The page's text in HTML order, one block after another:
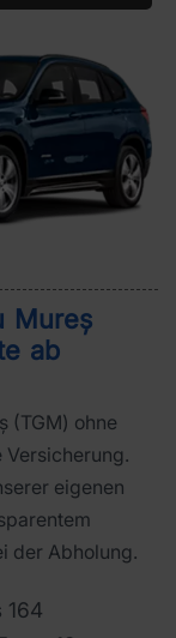
Mureș
ab
(TGM) ohne
eigenen
der Abholung.
164